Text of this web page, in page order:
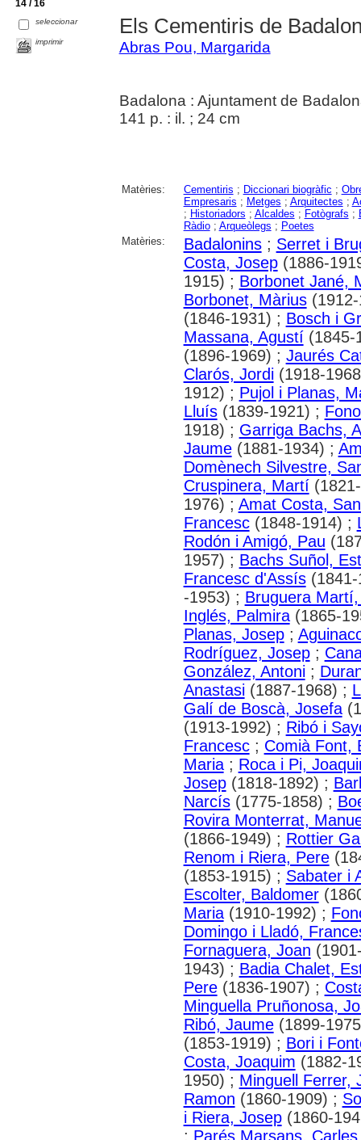
14 / 16
seleccionar
imprimir
Els Cementiris de
Abras Pou, Margarida
Badalona : Ajuntament de
141 p. : il. ; 24 cm
Matèries: Cementiris ; Diccionari biogràfic ;
Empresaris ; Metges ; Arquitectes ;
; Historiadors ; Alcaldes ; Fotògrafs ;
Ràdio; Arqueòlegs ; Poetes
Matèries:
Badalonins; Serret i
Costa, Josep(1886-
1915) ; Borbonet Jané,
Borbonet, Màrius
(1846-1931) ; Bosch i
Massana, Agustí(1845-
(1896-1969) ; Jaurés
Clarós, Jordi(1918-
1912) ; Pujol i Planas,
Lluís(1839-1921) ;
1918) ; Garriga Bachs,
Jaume(1881-1934) ;
Domènech Silvestre,
Cruspinera, Martí
1976) ; Amat Costa,
Francesc(1848-1914) ;
Rodón i Amigó, Pau
1957) ; Bachs Suñol,
Francesc d'Assís
-1953) ; Bruguera
Inglés, Palmira(1865-
Planas, Josep;
Rodríguez, Josep;
González, Antoni;
Anastasi(1887-1968) ;
Galí de Boscà, Josefa
(1913-1992) ; Ribó i
Francesc; Comià Font,
Maria; Roca i Pi,
Josep(1818-1892) ;
Narcís(1775-1858) ;
Rovira Monterrat,
(1866-1949) ; Rottier
Renom i Riera, Pere
(1853-1915) ; Sabater i
Escolter, Baldomer
Maria(1910-1992) ;
Domingo i Lladó,
Fornaguera, Joan
1943) ; Badia Chalet,
Pere(1836-1907) ;
Minguella Pruñonosa,
Ribó, Jaume(1899-
(1853-1919) ; Bori i
Costa, Joaquim (1882-
1950) ; Minguell Ferrer,
Ramon (1860-1909) ;
i Riera, Josep(1860-
; Parés Marsans, Carles